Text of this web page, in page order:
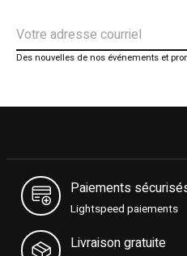
Des nouvelles de nos événements et
Paiements
Lightspeed paiements
Livraison gratuite